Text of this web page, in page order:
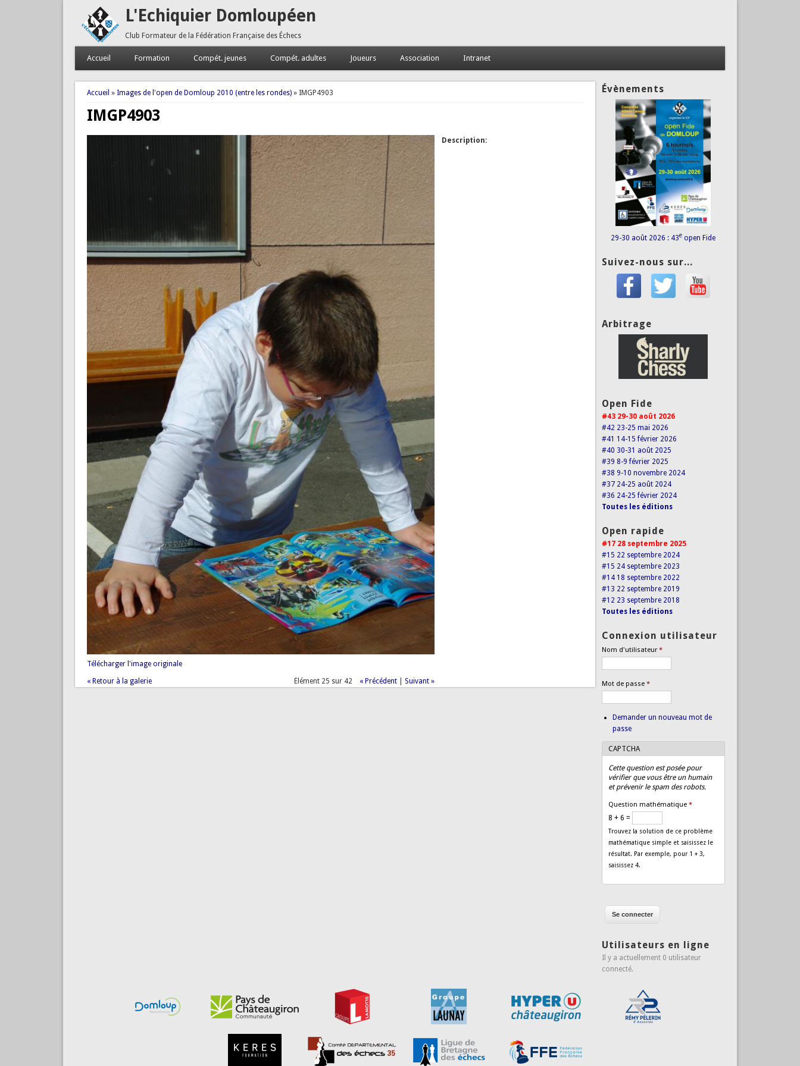
L'Echiquier Domloupéen
Club Formateur de la Fédération Française des Échecs
Accueil Formation Compét. jeunes Compét. adultes Joueurs Association Intranet
Vous êtes ici
Accueil » Images de l'open de Domloup 2010 (entre les rondes)» IMGP4903
IMGP4903
Télécharger l'image originale
« Retour à la galerie Élément 25 sur 42 « Précédent| Suivant »
Description:
Évènements
29-30 août 2026 : 43e open Fide
Suivez-nous sur...
Arbitrage
Open Fide
#43 29-30 août 2026
#42 23-25 mai 2026
#41 14-15 février 2026
#40 30-31 août 2025
#39 8-9 février 2025
#38 9-10 novembre 2024
#37 24-25 août 2024
#36 24-25 février 2024
Toutes les éditions
Open rapide
#17 28 septembre 2025
#15 22 septembre 2024
#15 24 septembre 2023
#14 18 septembre 2022
#13 22 septembre 2019
#12 23 septembre 2018
Toutes les éditions
Connexion utilisateur
Nom d'utilisateur*
Mot de passe *
Demander un nouveau mot de
passe
CAPTCHA
Cette question est posée pour
vérifier que vous être un humain
et prévenir le spam des robots.
Question mathématique *
8 + 6 =
Trouvez la solution de ce problème
mathématique simple et saisissez le
résultat. Par exemple, pour 1 + 3,
saisissez 4.
Utilisateurs en ligne
Il y a actuellement 0 utilisateur
connecté.